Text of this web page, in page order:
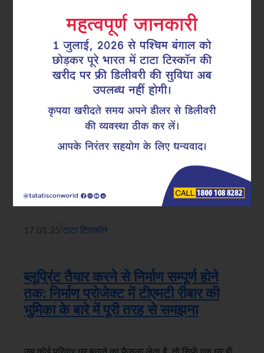
17.01.25 टाटा टिस्कॉन
ब्लूप्रिंट तैयार करने से निर्माण सम्पूर्ण होने
तक: निर्माण प्रोजेक्ट में टीएमटी रीबार की
भुमिका के बारे में पूरी तरह से समझना